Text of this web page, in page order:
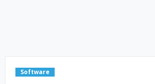
Software